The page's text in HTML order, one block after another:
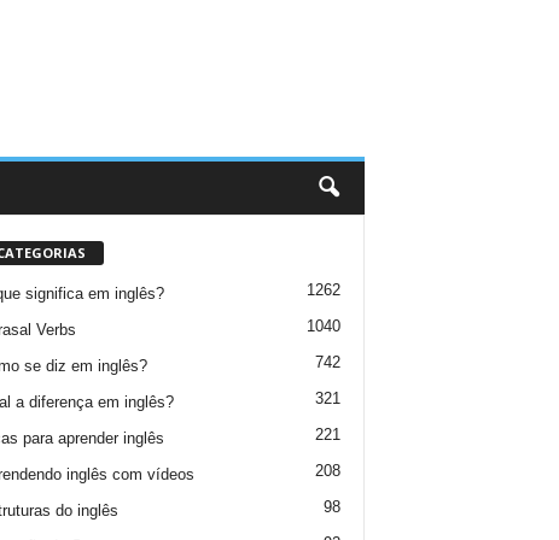
significa em inglês? 1262
Verbs 1040
se diz em inglês? 742
a diferença em inglês? 321
para aprender inglês 221
inglês com vídeos 208
do inglês 98